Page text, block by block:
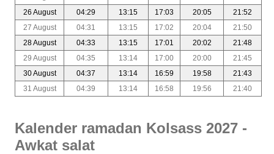
26 August
04:29 13:15 17:03 20:05
21:52
27 August
04:31 13:15 17:02 20:04
21:50
28 August
04:33 13:15 17:01 20:02
21:48
29 August
04:35 13:14 17:00 20:00
21:45
30 August
04:37 13:14 16:59 19:58
21:43
31 August
04:39 13:14 16:58 19:56 21:40
Kalender ramadan Kolsass 2027 -
Awkat salat